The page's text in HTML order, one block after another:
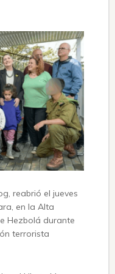
reabrió el jueves
en la Alta
Hezbolá durante
terrorista